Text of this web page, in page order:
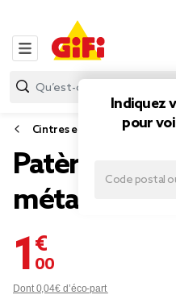
Indiquez
pour
Cintres et accessoires
Patère
métal blanc
1,00 €
Dont 0,04€ d’éco-part